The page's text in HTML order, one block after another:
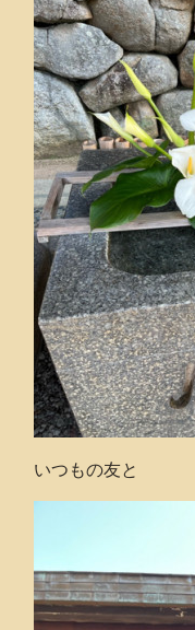
いつもの友と